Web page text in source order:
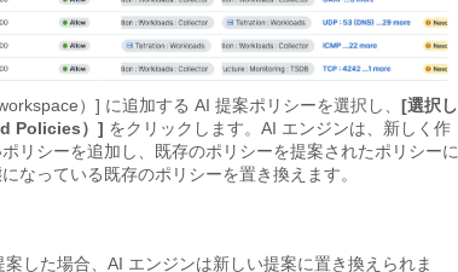
）] に追加する AI 提案ポリシーを選択し、 [選択し
Policies）] をクリックします。AI エンジンは、新しく作
リシーを追加し、既存のポリシーを提案されたポリシーに
なっている既存のポリシーを置き換えます。
した場合、AI エンジンは新しい提案に置き換えられま